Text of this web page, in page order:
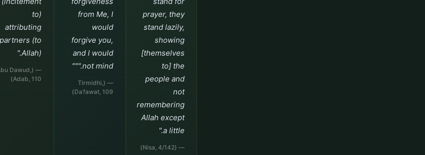
prayer, they
stand lazily,
showing
[themselves
to] the
people and
not
remembering
Allah except
a little."
— (Nisa, 4/142)
from Me, I
would
forgive you,
and I would
not mind."""
— (Tirmidhi,
Da?awat, 109)
to)
attributing
partners (to
Allah)."
Dawud,
Adab, 110)